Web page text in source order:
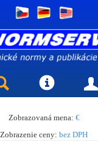
Zobrazovaná mena: €
Zobrazenie ceny: bez DPH